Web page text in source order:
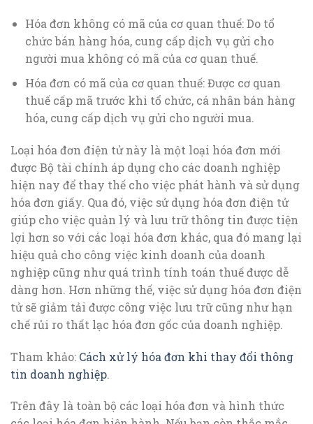
Hóa đơn không có mã của cơ quan thuế: Do tổ
chức bán hàng hóa, cung cấp dịch vụ gửi cho
người mua không có mã của cơ quan thuế.
Hóa đơn có mã của cơ quan thuế: Được cơ quan
thuế cấp mã trước khi tổ chức, cá nhân bán hàng
hóa, cung cấp dịch vụ gửi cho người mua.
Loại hóa đơn điện tử này là một loại hóa đơn mới
được Bộ tài chính áp dụng cho các doanh nghiệp
hiện nay để thay thế cho việc phát hành và sử dụng
hóa đơn giấy. Qua đó, việc sử dụng hóa đơn điện tử
giúp cho việc quản lý và lưu trữ thông tin được tiện
lợi hơn so với các loại hóa đơn khác, qua đó mang lại
hiệu quả cho công việc kinh doanh của doanh
nghiệp cũng như quá trình tính toán thuế được dễ
dàng hơn. Hơn những thế, việc sử dụng hóa đơn điện
tử sẽ giảm tải được công việc lưu trữ cũng như hạn
chế rủi ro thất lạc hóa đơn gốc của doanh nghiệp.
Tham khảo: Cách xử lý hóa đơn khi thay đổi thông
tin doanh nghiệp.
Trên đây là toàn bộ các loại hóa đơn và hình thức